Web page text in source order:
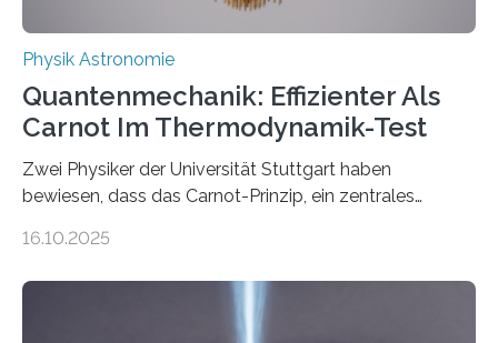
Physik Astronomie
Quantenmechanik: Effizienter Als
Carnot Im Thermodynamik-Test
Zwei Physiker der Universität Stuttgart haben
bewiesen, dass das Carnot-Prinzip, ein zentrales
Größenordnung von Atomen gilt, deren physikalische
16.10.2025